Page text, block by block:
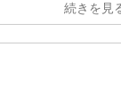
続きを見